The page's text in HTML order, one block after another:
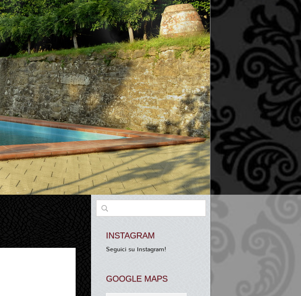
INSTAGRAM
Seguici su Instagram!
GOOGLE MAPS